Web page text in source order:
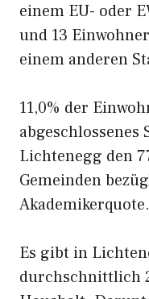
einem EU- oder
und 13
einem anderen
11,0% der
Lichtenegg den
Gemeinden
Akademikerquote.
Es gibt in
durchschnittlich